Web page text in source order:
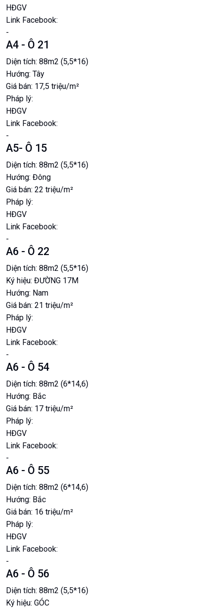
HĐGV
Link Facebook:
-
A4 - Ô 21
Diện tích: 88m2 (5,5*16)
Hướng: Tây
Giá bán: 17,5 triệu/m²
Pháp lý:
HĐGV
Link Facebook:
-
A5- Ô 15
Diện tích: 88m2 (5,5*16)
Hướng: Đông
Giá bán: 22 triệu/m²
Pháp lý:
HĐGV
Link Facebook:
-
A6 - Ô 22
Diện tích: 88m2 (5,5*16)
Ký hiệu: ĐƯỜNG 17M
Hướng: Nam
Giá bán: 21 triệu/m²
Pháp lý:
HĐGV
Link Facebook:
-
A6 - Ô 54
Diện tích: 88m2 (6*14,6)
Hướng: Bắc
Giá bán: 17 triệu/m²
Pháp lý:
HĐGV
Link Facebook:
-
A6 - Ô 55
Diện tích: 88m2 (6*14,6)
Hướng: Bắc
Giá bán: 16 triệu/m²
Pháp lý:
HĐGV
Link Facebook:
-
A6 - Ô 56
Diện tích: 88m2 (5,5*16)
Ký hiệu: GÓC